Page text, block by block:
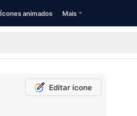
Ícones animados Mais
Editar ícone